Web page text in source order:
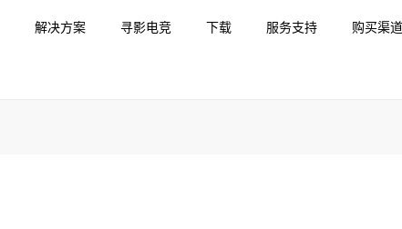
解决方案 寻影电竞 下载 服务支持 购买渠道